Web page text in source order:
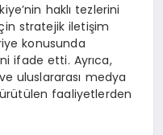
haklı tezlerini
stratejik iletişim
konusunda
ifade etti. Ayrıca,
uluslararası medya
faaliyetlerden